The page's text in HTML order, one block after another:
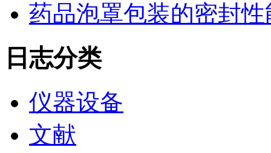
药品泡罩包装的密封
日志分类
仪器设备
文献